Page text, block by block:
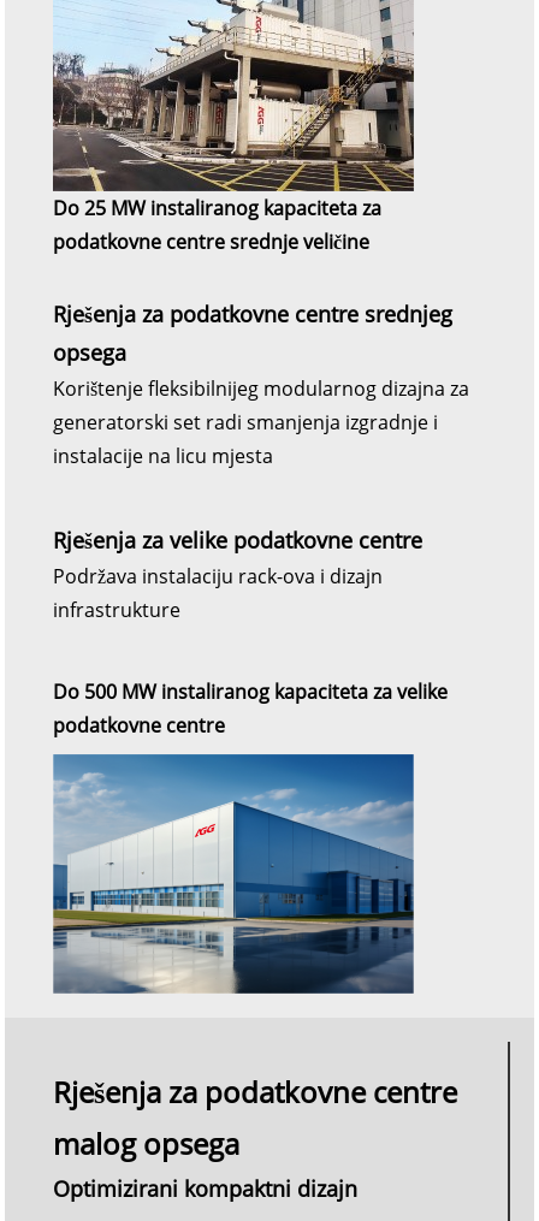
Do 25 MW instaliranog kapaciteta za
podatkovne centre srednje veličine
Rješenja za podatkovne centre srednjeg
opsega
Korištenje fleksibilnijeg modularnog dizajna za
generatorski set radi smanjenja izgradnje i
instalacije na licu mjesta
Rješenja za velike podatkovne centre
Podržava instalaciju rack-ova i dizajn
infrastrukture
Do 500 MW instaliranog kapaciteta za velike
podatkovne centre
Rješenja za podatkovne centre
malog opsega
Optimizirani kompaktni dizajn